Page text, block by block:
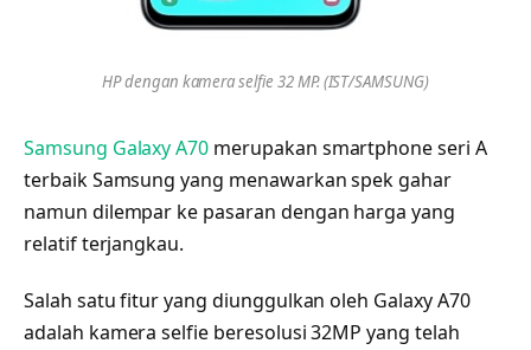
HP dengan kamera selfie 32 MP. (IST/SAMSUNG)
Samsung Galaxy A70 merupakan smartphone seri A
terbaik Samsung yang menawarkan spek gahar
namun dilempar ke pasaran dengan harga yang
relatif terjangkau.
Salah satu fitur yang diunggulkan oleh Galaxy A70
adalah kamera selfie beresolusi 32MP yang telah